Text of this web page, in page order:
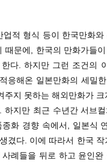
적 형식 등이 한국만화
문에, 한국의 만화가들
다. 하지만 그런 조건의
응해온 일본만화의 세밀
지 못하는 해외만화가 크
지만 최근 수년간 서브
화 경향 속에서, 일본식
겼다. 이에 따라서 한국
례들을 뒤로 하고 윤인완